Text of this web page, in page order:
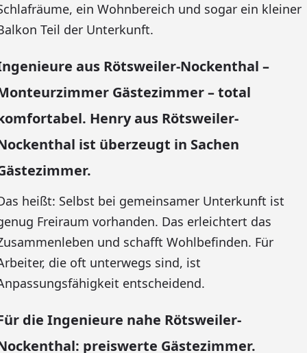
ein Wohnbereich und sogar ein kleiner
Teil der Unterkunft.
aus Rötsweiler-Nockenthal –
Gästezimmer – total
Henry aus Rötsweiler-
ist überzeugt in Sachen
heißt: Selbst bei gemeinsamer Unterkunft ist
Freiraum vorhanden. Das erleichtert das
und schafft Wohlbefinden. Für
die oft unterwegs sind, ist
entscheidend.
die Ingenieure nahe Rötsweiler-
preiswerte Gästezimmer.